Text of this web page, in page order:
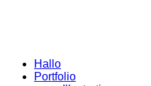
Hallo
Portfolio